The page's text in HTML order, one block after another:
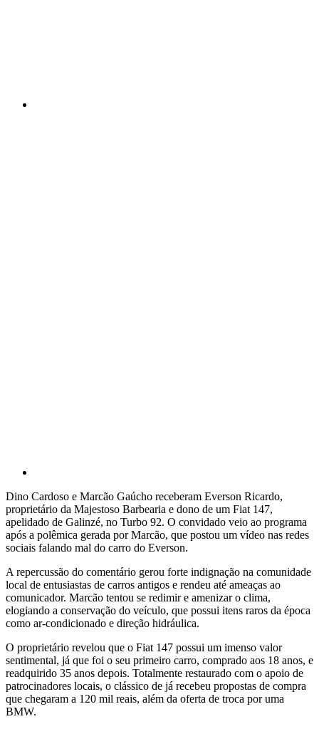
Dino Cardoso e Marcão Gaúcho receberam Everson Ricardo,
proprietário da Majestoso Barbearia e dono de um Fiat 147,
apelidado de Galinzé, no Turbo 92. O convidado veio ao programa
após a polêmica gerada por Marcão, que postou um vídeo nas redes
sociais falando mal do carro do Everson.
A repercussão do comentário gerou forte indignação na comunidade
local de entusiastas de carros antigos e rendeu até ameaças ao
comunicador. Marcão tentou se redimir e amenizar o clima,
elogiando a conservação do veículo, que possui itens raros da época
como ar-condicionado e direção hidráulica.
O proprietário revelou que o Fiat 147 possui um imenso valor
sentimental, já que foi o seu primeiro carro, comprado aos 18 anos, e
readquirido 35 anos depois. Totalmente restaurado com o apoio de
patrocinadores locais, o clássico de já recebeu propostas de compra
que chegaram a 120 mil reais, além da oferta de troca por uma
BMW.